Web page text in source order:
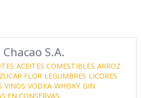
S.A.
ACEITES COMESTIBLES ARROZ
FLOR LEGUMBRES LICORES
VINOS VODKA WHISKY GIN
EN CONSERVAS